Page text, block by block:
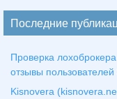
Последние
Проверка
отзывы пользователей
Kisnovera